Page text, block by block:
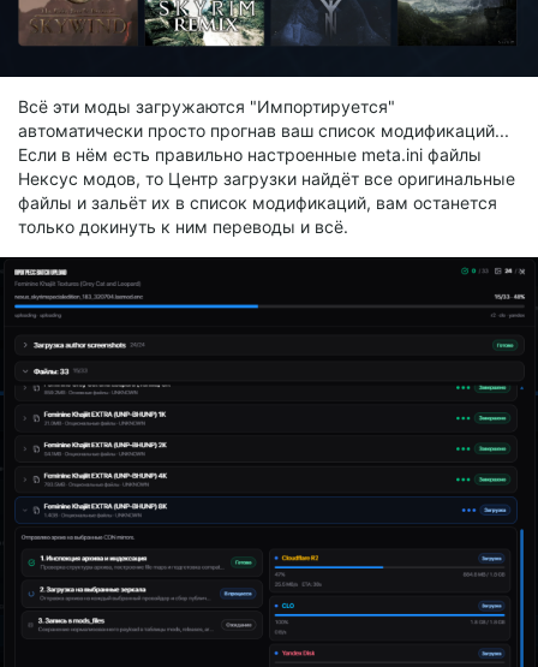
Всё эти моды загружаются "Импортируется"
автоматически просто прогнав ваш список модификаций...
Если в нём есть правильно настроенные meta.ini файлы
Нексус модов, то Центр загрузки найдёт все оригинальные
файлы и зальёт их в список модификаций, вам останется
только докинуть к ним переводы и всё.